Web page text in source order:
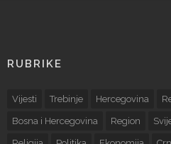
RUBRIKE
Vijesti Trebinje Hercegovina
Bosna i Hercegovina Region